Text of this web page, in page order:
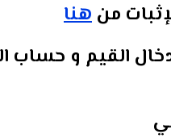
منهنا
القيم و حساب